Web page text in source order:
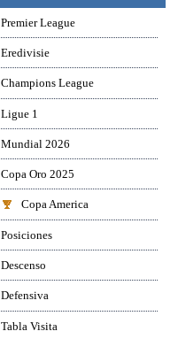
Premier League
Eredivisie
Champions League
Ligue 1
Mundial 2026
Copa Oro 2025
Copa America
Posiciones
Descenso
Defensiva
Tabla Visita